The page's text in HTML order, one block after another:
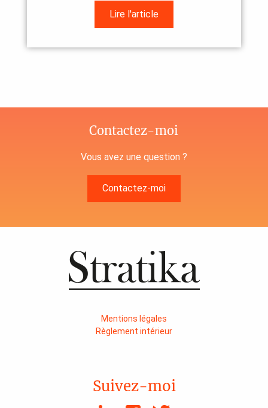
Lire l'article
Contactez-moi
Vous avez une question ?
Contactez-moi
Mentions légales
Règlement intérieur
Suivez-moi